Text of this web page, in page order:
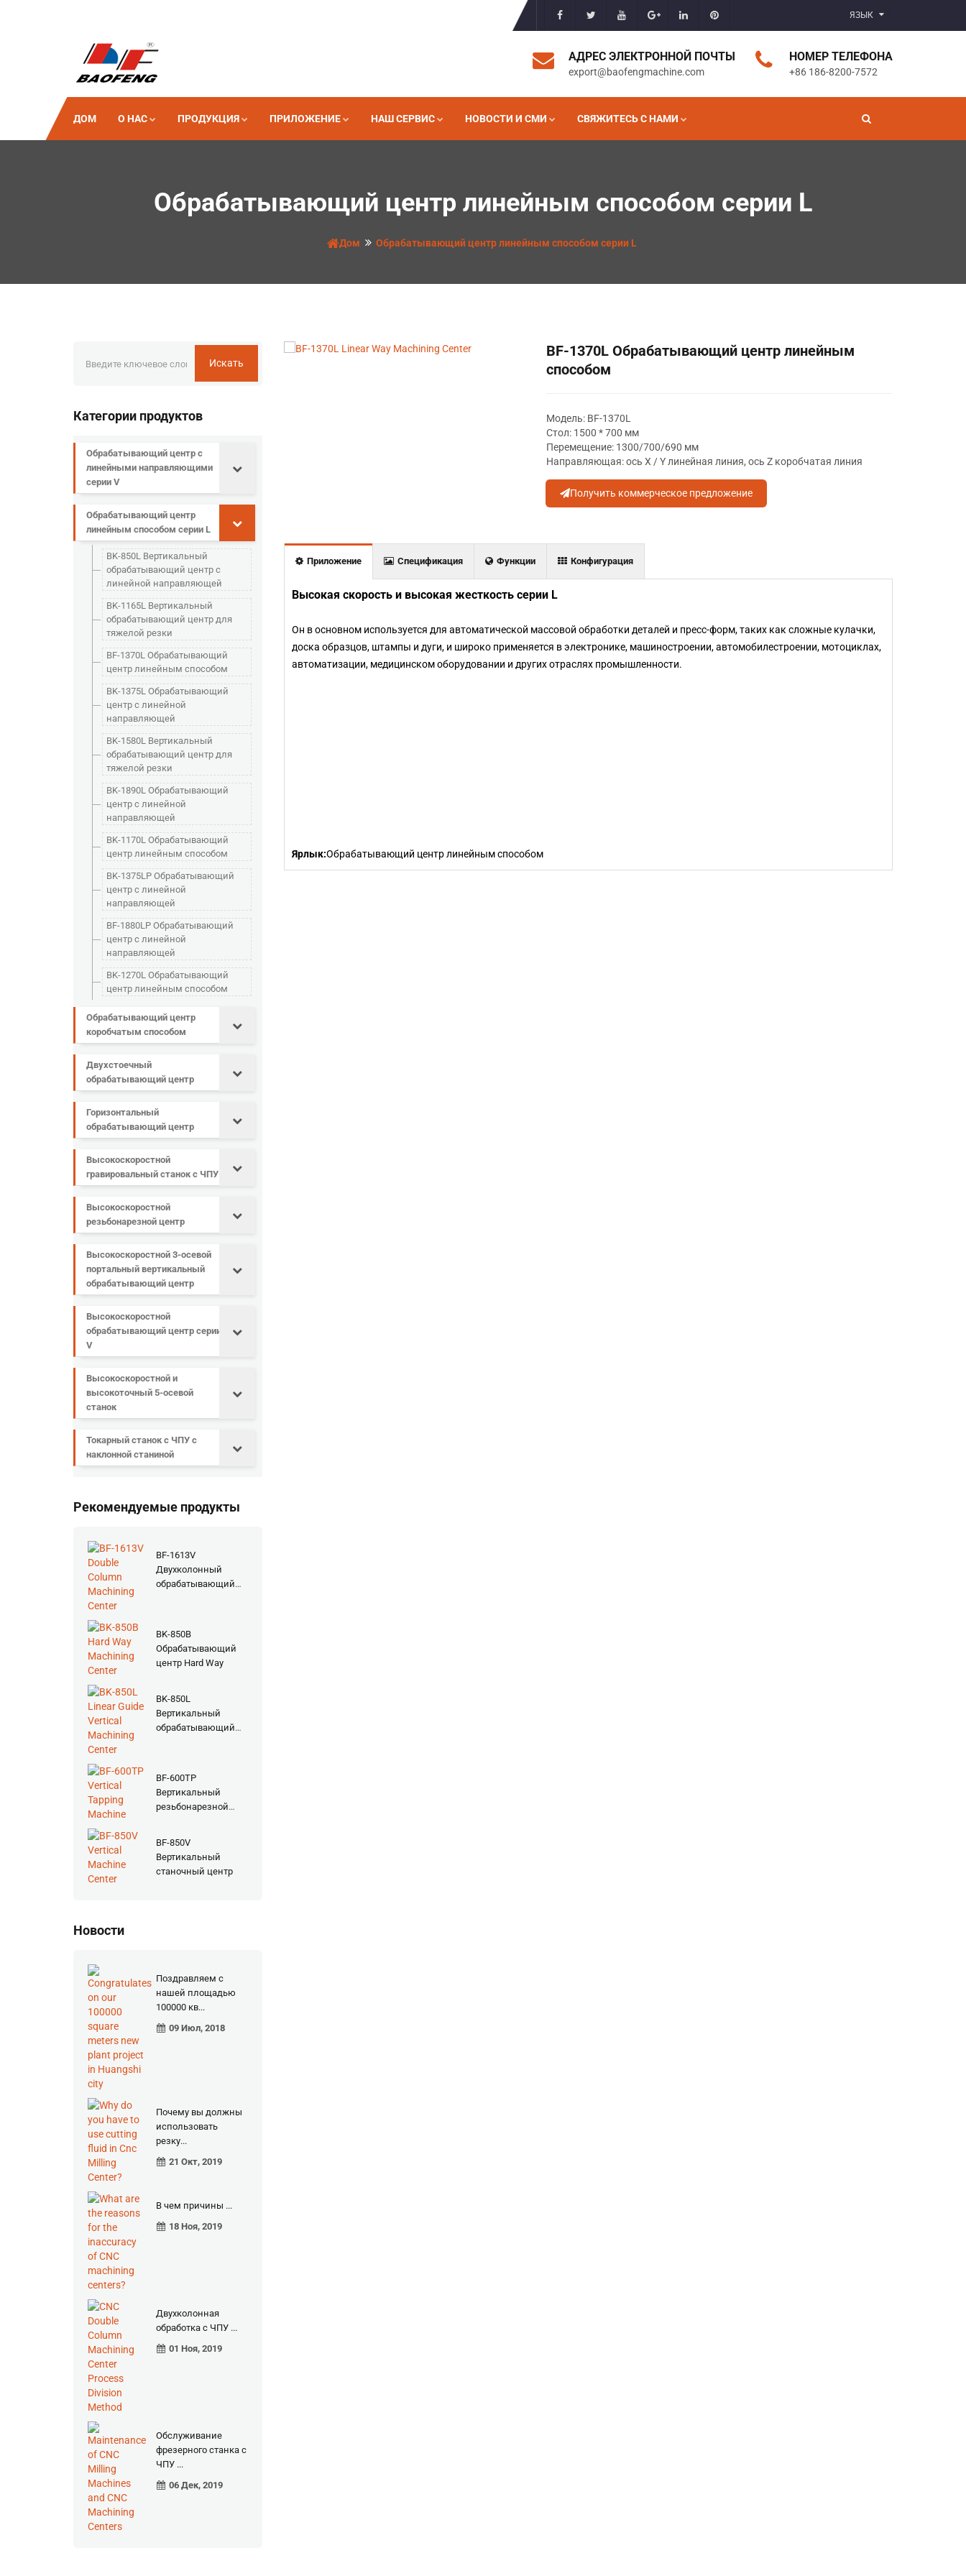
ЯЗЫК
АДРЕС ЭЛЕКТРОННОЙ ПОЧТЫ
export@baofengmachine.com
НОМЕР ТЕЛЕФОНА
+86 186-8200-7572
ДОМ О НАС ПРОДУКЦИЯ ПРИЛОЖЕНИЕ НАШ СЕРВИС НОВОСТИ И СМИ СВЯЖИТЕСЬ С НАМИ
Обрабатывающий центр линейным способом серии L
Дом Обрабатывающий центр линейным способом серии L
BF-1370L Обрабатывающий центр линейным
способом
Модель: BF-1370L
Стол: 1500 * 700 мм
Перемещение: 1300/700/690 мм
Направляющая: ось X / Y линейная линия, ось Z коробчатая линия
Получить коммерческое предложение
Приложение Спецификация Функции Конфигурация
Высокая скорость и высокая жесткость серии L
Он в основном используется для автоматической массовой обработки деталей и пресс-форм, таких как сложные кулачки,
доска образцов, штампы и дуги, и широко применяется в электронике, машиностроении, автомобилестроении, мотоциклах,
автоматизации, медицинском оборудовании и других отраслях промышленности.
Ярлык:Обрабатывающий центр линейным способом
Искать
Категории продуктов
Обрабатывающий центр с
линейными направляющими
серии V
Обрабатывающий центр
линейным способом серии L
BK-850L Вертикальный
обрабатывающий центр с
линейной направляющей
BK-1165L Вертикальный
обрабатывающий центр для
тяжелой резки
BF-1370L Обрабатывающий
центр линейным способом
BK-1375L Обрабатывающий
центр с линейной
направляющей
BK-1580L Вертикальный
обрабатывающий центр для
тяжелой резки
BK-1890L Обрабатывающий
центр с линейной
направляющей
BK-1170L Обрабатывающий
центр линейным способом
BK-1375LP Обрабатывающий
центр с линейной
направляющей
BF-1880LP Обрабатывающий
центр с линейной
направляющей
BK-1270L Обрабатывающий
центр линейным способом
Обрабатывающий центр
коробчатым способом
Двухстоечный
обрабатывающий центр
Горизонтальный
обрабатывающий центр
Высокоскоростной
гравировальный станок с ЧПУ
Высокоскоростной
резьбонарезной центр
Высокоскоростной 3-осевой
портальный вертикальный
обрабатывающий центр
Высокоскоростной
обрабатывающий центр серии
V
Высокоскоростной и
высокоточный 5-осевой
станок
Токарный станок с ЧПУ с
наклонной станиной
Рекомендуемые продукты
BF-1613V
Двухколонный
обрабатывающий
BK-850B
Обрабатывающий
центр Hard Way
BK-850L
Вертикальный
обрабатывающий
BF-600TP
Вертикальный
резьбонарезной
BF-850V
Вертикальный
станочный центр
Новости
Поздравляем с
нашей площадью
100000 кв...
09 Июл, 2018
Почему вы должны
использовать
резку...
21 Окт, 2019
В чем причины ...
18 Ноя, 2019
Двухколонная
обработка с ЧПУ ...
01 Ноя, 2019
Обслуживание
фрезерного станка с
ЧПУ ...
06 Дек, 2019